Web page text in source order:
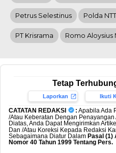
Petrus Selestinus Polda NTT
PT Krisrama Romo Aloysius
Tetap
Laporkan Ikuti
CATATAN REDAKSI : Apabila Ada
/Atau Keberatan Dengan
Diatas, Anda Dapat Mengirimkan
Dan /Atau Koreksi Kepada Redaksi
Sebagaimana Diatur Dalam Pasal (1)
Nomor 40 Tahun 1999 Tentang Pers.